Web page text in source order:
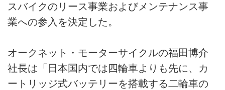
スバイクのリース事業およびメンテナンス事
業への参入を決定した。
オークネット・モーターサイクルの福田博介
社長は「日本国内では四輪車よりも先に、カ
ートリッジ式バッテリーを搭載する二輪車の